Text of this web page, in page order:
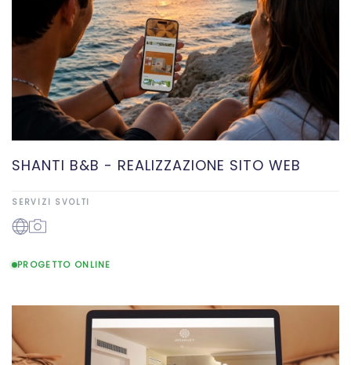
SHANTI B&B - REALIZZAZIONE SITO WEB
SERVIZI SVOLTI
PROGETTO ONLINE